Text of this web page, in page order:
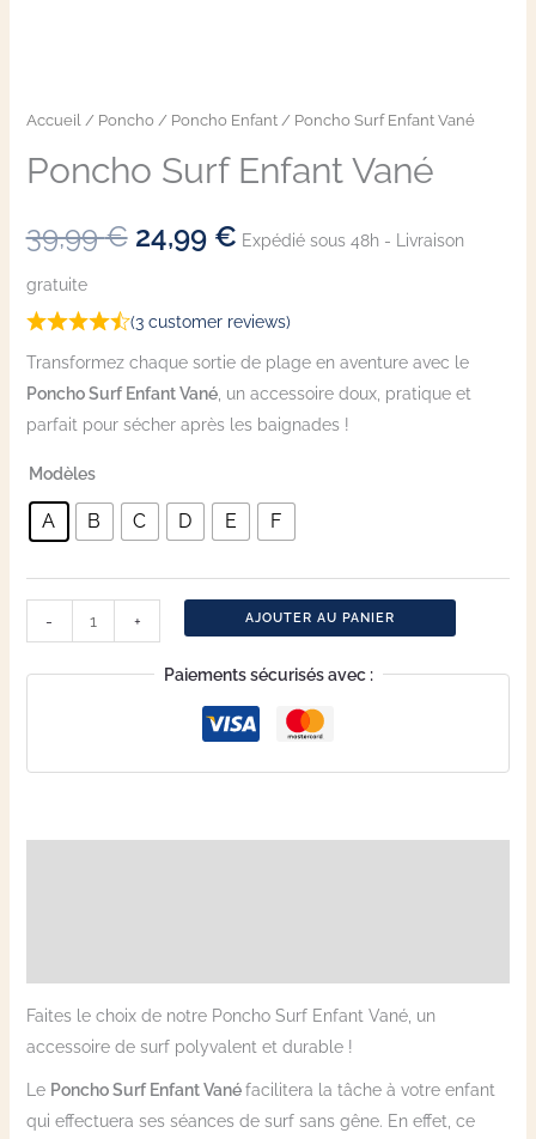
Accueil/ Poncho/ Poncho Enfant/ Poncho Surf Enfant Vané
Poncho Surf Enfant Vané
39,99€ 24,99 € Expédié sous 48h - Livraison
gratuite
(3 customer reviews)
Transformez chaque sortie de plage en aventure avec le
Poncho Surf Enfant Vané, un accessoire doux, pratique et
parfait pour sécher après les baignades !
Modèles
A B C D E F
- + AJOUTER AU PANIER
Paiements sécurisés avec :
Faites le choix de notre Poncho Surf Enfant Vané, un
accessoire de surf polyvalent et durable !
Le Poncho Surf Enfant Vanéfacilitera la tâche à votre enfant
qui effectuera ses séances de surf sans gêne. En effet, ce